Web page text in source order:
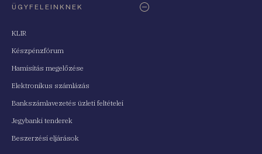
ÜGYFELEINKNEK
KLIR
Készpénzfórum
Hamisítás megelőzése
Elektronikus számlázás
Bankszámlavezetés üzleti feltételei
Jegybanki tenderek
Beszerzési eljárások